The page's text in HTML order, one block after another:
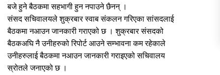
बजे हुने बैठकमा सहभागी हुन नपाउने छैनन् ।
संसद सचिवालयले शुक्रबार स्वाब संकलन गरिएका सांसदलाई
बैठकमा नआउन जानकारी गराएको छ । शुक्रबार संसदको
बैठकअघि नै उनीहरुको रिपोर्ट आउने सम्भावना कम रहेकाले
उनीहरुलाई बैठकमा नआउन जानकारी गराइएको सचिवालय
स्रोतले जनाएको छ ।